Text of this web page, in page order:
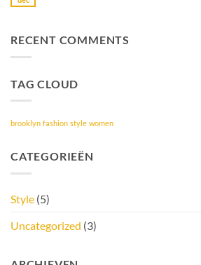
a
Images
RECENT COMMENTS
TAG CLOUD
brooklyn fashion style women
CATEGORIEËN
Style (5)
Uncategorized (3)